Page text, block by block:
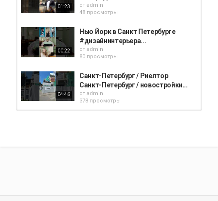
01:23 от admin
48 просмотры
00:22
Нью Йорк в Санкт Петербурге
#дизайнинтерьера...
от admin
80 просмотры
04:46
Санкт-Петербург / Риелтор
Санкт-Петербург / новостройки...
от admin
378 просмотры